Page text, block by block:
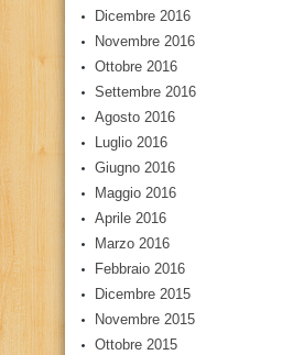
Dicembre 2016
Novembre 2016
Ottobre 2016
Settembre 2016
Agosto 2016
Luglio 2016
Giugno 2016
Maggio 2016
Aprile 2016
Marzo 2016
Febbraio 2016
Dicembre 2015
Novembre 2015
Ottobre 2015